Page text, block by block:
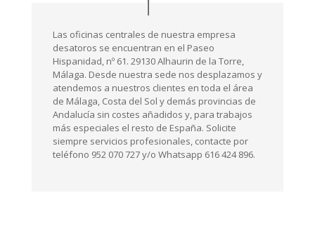
Las oficinas centrales de nuestra empresa
desatoros se encuentran en el Paseo
Hispanidad, nº 61. 29130 Alhaurin de la Torre,
Málaga. Desde nuestra sede nos desplazamos y
atendemos a nuestros clientes en toda el área
de Málaga, Costa del Sol y demás provincias de
Andalucía sin costes añadidos y, para trabajos
más especiales el resto de España. Solicite
siempre servicios profesionales, contacte por
teléfono 952 070 727 y/o Whatsapp 616 424 896.